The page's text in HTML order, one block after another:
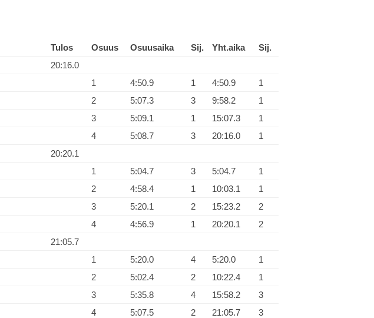
Tulos Osuus Osuusaika Sij. Yht.aika
Sij.
20:16.0
1 4:50.9 1 4:50.9
1
2 5:07.3 3 9:58.2
1
3 5:09.1 1 15:07.3
1
4 5:08.7 3 20:16.0
1
20:20.1
1 5:04.7 3 5:04.7
1
2 4:58.4 1 10:03.1
1
3 5:20.1 2 15:23.2
2
4 4:56.9 1 20:20.1
2
21:05.7
1 5:20.0 4 5:20.0
1
2 5:02.4 2 10:22.4
1
3 5:35.8 4 15:58.2
3
4 5:07.5 2 21:05.7 3